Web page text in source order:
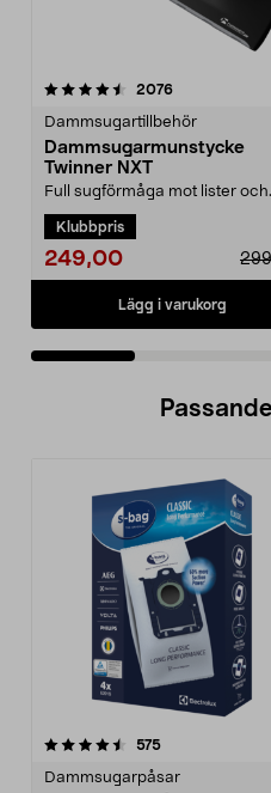
2076recensioner
Dammsugartillbehör
Dammsugarmunstycke
Twinner NXT
Full sugförmåga mot lister och
Dammsugarmunstycke som
Klubbpris
249,00
Lägg i varukorg
4.5 av 5 stjärnor
575recensioner
Dammsugarpåsar
4.5av 5 stjärnor